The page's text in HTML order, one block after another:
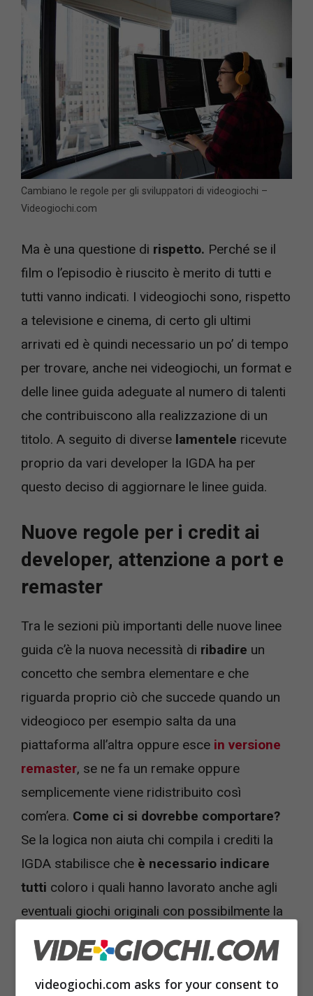
Cambiano le regole per gli sviluppatori di videogiochi –
Videogiochi.com
Ma è una questione di rispetto. Perché se il
film o l’episodio è riuscito è merito di tutti e
tutti vanno indicati. I videogiochi sono, rispetto
a televisione e cinema, di certo gli ultimi
arrivati ed è quindi necessario un po’ di tempo
per trovare, anche nei videogiochi, un format e
delle linee guida adeguate al numero di talenti
che contribuiscono alla realizzazione di un
titolo. A seguito di diverse lamentele ricevute
proprio da vari developer la IGDA ha per
questo deciso di aggiornare le linee guida.
Nuove regole per i credit ai
developer, attenzione a port e
remaster
Tra le sezioni più importanti delle nuove linee
guida c’è la nuova necessità di ribadire un
concetto che sembra elementare e che
riguarda proprio ciò che succede quando un
videogioco per esempio salta da una
piattaforma all’altra oppure esce in versione
remaster, se ne fa un remake oppure
semplicemente viene ridistribuito così
com’era. Come ci si dovrebbe comportare?
Se la logica non aiuta chi compila i crediti la
IGDA stabilisce che è necessario indicare
tutti coloro i quali hanno lavorato anche agli
eventuali giochi originali con possibilmente la
posizionatiprimadei credit relativi ai
developer che si sono occupati dell’eventuale
videogiochi.com asks for your consent to